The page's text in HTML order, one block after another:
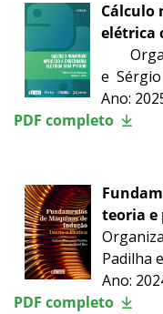
Cálculo
e Sérgio
Ano:
PDF completo
teoria e
Padilha
Ano:
PDF completo